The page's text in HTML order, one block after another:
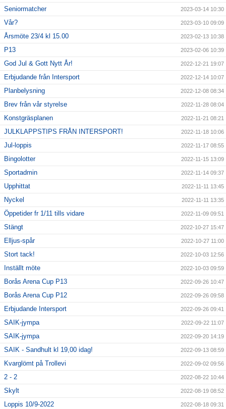
Seniormatcher 2023-03-14 10:30
Vår? 2023-03-10 09:09
Årsmöte 23/4 kl 15.00 2023-02-13 10:38
P13 2023-02-06 10:39
God Jul & Gott Nytt År! 2022-12-21 19:07
Erbjudande från Intersport 2022-12-14 10:07
Planbelysning 2022-12-08 08:34
Brev från vår styrelse 2022-11-28 08:04
Konstgräsplanen 2022-11-21 08:21
JULKLAPPSTIPS FRÅN INTERSPORT! 2022-11-18 10:06
Jul-loppis 2022-11-17 08:55
Bingolotter 2022-11-15 13:09
Sportadmin 2022-11-14 09:37
Upphittat 2022-11-11 13:45
Nyckel 2022-11-11 13:35
Öppetider fr 1/11 tills vidare 2022-11-09 09:51
Stängt 2022-10-27 15:47
Elljus-spår 2022-10-27 11:00
Stort tack! 2022-10-03 12:56
Inställt möte 2022-10-03 09:59
Borås Arena Cup P13 2022-09-26 10:47
Borås Arena Cup P12 2022-09-26 09:58
Erbjudande Intersport 2022-09-26 09:41
SAIK-jympa 2022-09-22 11:07
SAIK-jympa 2022-09-20 14:19
SAIK - Sandhult kl 19,00 idag! 2022-09-13 08:59
Kvarglömt på Trollevi 2022-09-02 09:56
2 - 2 2022-08-22 10:44
Skylt 2022-08-19 08:52
Loppis 10/9-2022 2022-08-18 09:31